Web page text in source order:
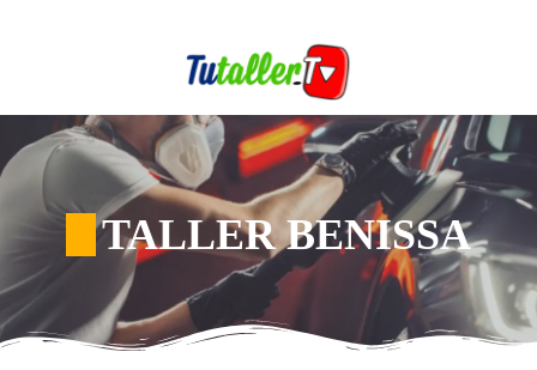
TALLER BENISSA